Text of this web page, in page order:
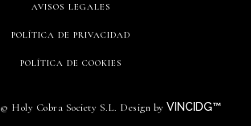
AVISOS LEGALES
POLÍTICA DE PRIVACIDAD
POLÍTICA DE COOKIES
© Holy Cobra Society S.L. Design by VINCIDG™